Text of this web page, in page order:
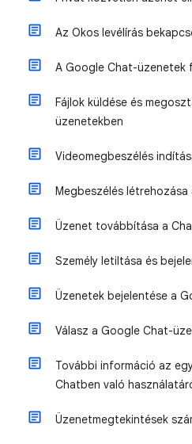
Az Okos levélírás
A Google Chat-üzenetek
Fájlok küldése és
üzenetekben
Videomegbeszélés
Megbeszélés
Üzenet továbbítása a
Személy letiltása és
Üzenetek bejelentése a
Válasz a Google Chat-
További információ az
Chatben való
Üzenetmegtekintések